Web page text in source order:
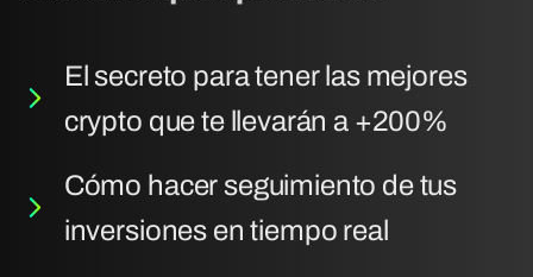
El secreto para tener las mejores
crypto que te llevarán a +200%
Cómo hacer seguimiento de tus
inversiones en tiempo real